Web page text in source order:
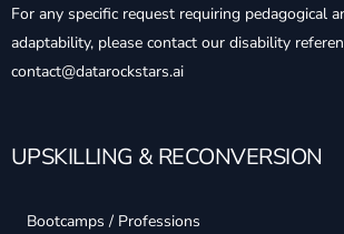
For any specific request requiring pedagogical
adaptability, please contact our disability
contact@datarockstars.ai
UPSKILLING & RECONVERSION
Bootcamps / Professions